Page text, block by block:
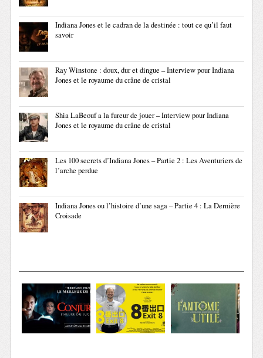
Indiana Jones et le cadran de la destinée : tout ce qu’il faut
savoir
Ray Winstone : doux, dur et dingue – Interview pour Indiana
Jones et le royaume du crâne de cristal
Shia LaBeouf a la fureur de jouer – Interview pour Indiana
Jones et le royaume du crâne de cristal
Les 100 secrets d’Indiana Jones – Partie 2 : Les Aventuriers de
l’arche perdue
Indiana Jones ou l’histoire d’une saga – Partie 4 : La Dernière
Croisade